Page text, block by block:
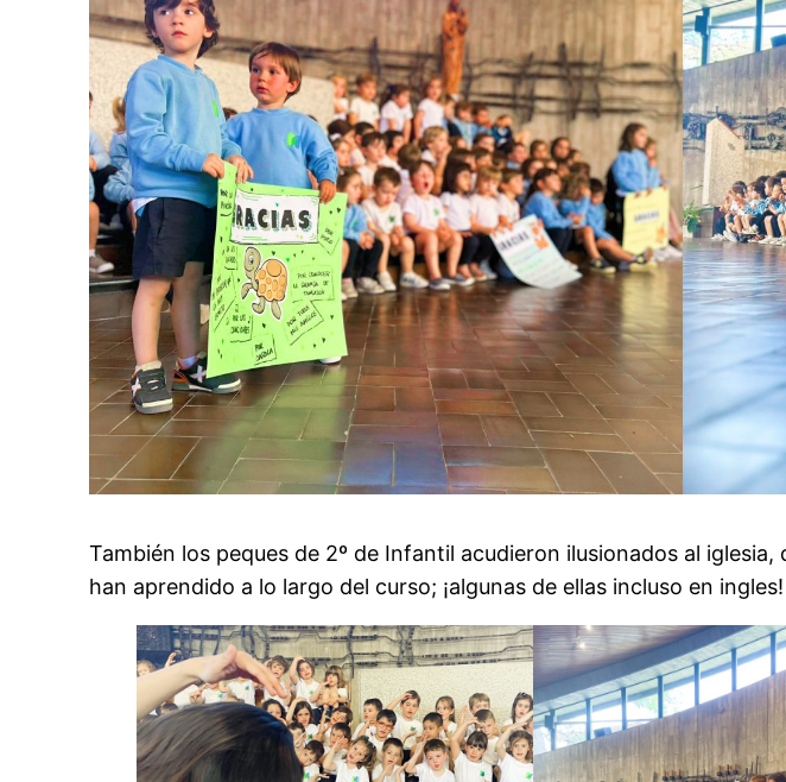
También los peques de 2º de Infantil acudieron ilusionados al
han aprendido a lo largo del curso; ¡algunas de ellas incluso en ingles!